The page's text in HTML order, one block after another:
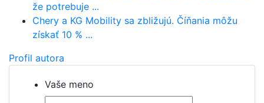
že potrebuje ...
Chery a KG Mobility sa zbližujú. Číňania môžu
získať 10 % ...
Profil autora
Vaše meno